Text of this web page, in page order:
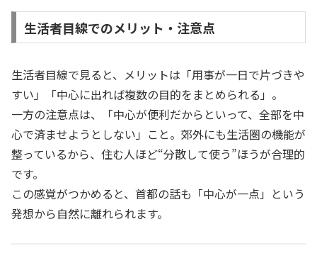
生活者目線でのメリット・注意点
生活者目線で見ると、メリットは「用事が一日で片づきや
すい」「中心に出れば複数の目的をまとめられる」。
一方の注意点は、「中心が便利だからといって、全部を中
心で済ませようとしない」こと。郊外にも生活圏の機能が
整っているから、住む人ほど“分散して使う”ほうが合理的
です。
この感覚がつかめると、首都の話も「中心が一点」という
発想から自然に離れられます。